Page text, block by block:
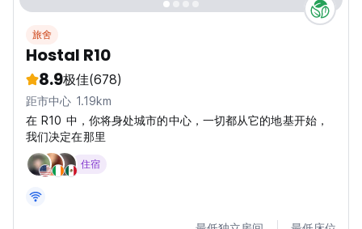
旅舍
Hostal R10
8.9极佳(678)
距市中心 1.19km
在 R10 中，你将身处城市的中心，一切都从它的地基开始，
我们决定在那里
住宿